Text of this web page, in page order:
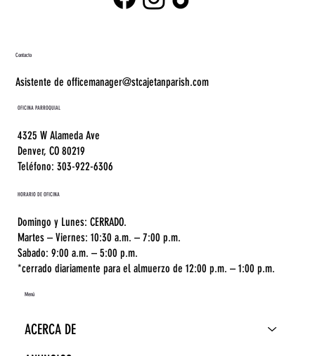
Menú
ACERCA DE
OFICINA PARROQUIAL
4325 W Alameda Ave
Denver, CO 80219
Teléfono: 303-922-6306
HORARIO DE OFICINA
Domingo y Lunes: CERRADO.
Martes – Viernes: 10:30 a.m. – 7:00 p.m.
Sabado: 9:00 a.m. – 5:00 p.m.
*cerrado diariamente para el almuerzo de 12:00 p.m. – 1:00 p.m.
Contacto
Asistente de officemanager@stcajetanparish.com